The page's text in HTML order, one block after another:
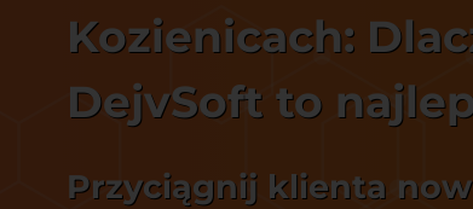
Kozienicach:
DejvSoft to
Przyciągnij klienta